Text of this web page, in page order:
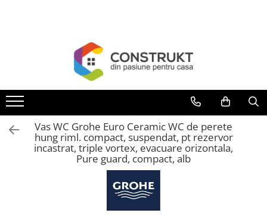
Termoseminee, seminee si sobe
Cazane pe combustibil solid
Cazane pe combustibil gazos/lichid
Termostate de ambient
Aeroterme si destratificatoare de
Vas WC Grohe Euro Ceramic WC de perete
hung riml. compact, suspendat, pt rezervor
incastrat, triple vortex, evacuare orizontala,
Pure guard, compact, alb